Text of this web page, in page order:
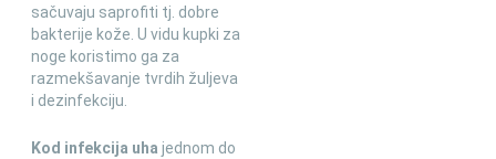
sačuvaju saprofiti tj. dobre
bakterije kože. U vidu kupki za
noge koristimo ga za
razmekšavanje tvrdih žuljeva
i dezinfekciju.
Kod infekcija uha jednom do